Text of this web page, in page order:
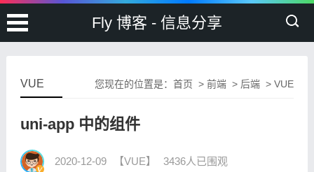
Fly 博客 - 信息分享
您现在的位置是：首页 >前端 > 后端 >VUE
VUE
uni-app 中的组件
2020-12-09 【VUE】 3436人已围观